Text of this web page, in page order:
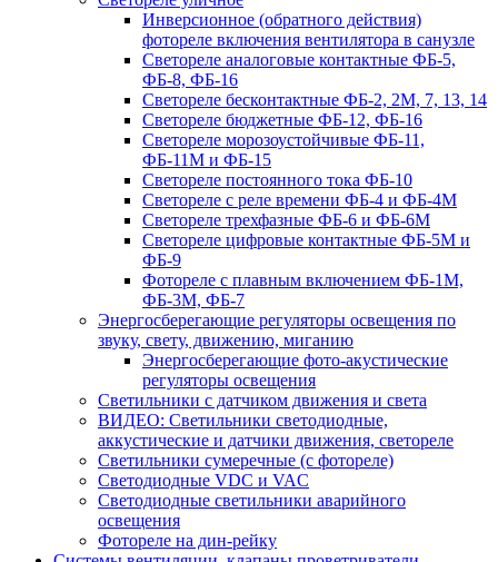
Инверсионное (обратного действия)
фотореле включения вентилятора в санузле
Светореле аналоговые контактные ФБ-5,
ФБ-8, ФБ-16
Светореле бесконтактные ФБ-2, 2М, 7, 13, 14
Светореле бюджетные ФБ-12, ФБ-16
Светореле морозоустойчивые ФБ-11,
ФБ-11М и ФБ-15
Светореле постоянного тока ФБ-10
Светореле с реле времени ФБ-4 и ФБ-4М
Светореле трехфазные ФБ-6 и ФБ-6М
Светореле цифровые контактные ФБ-5М и
ФБ-9
Фотореле с плавным включением ФБ-1М,
ФБ-3М, ФБ-7
Энергосберегающие регуляторы освещения по
звуку, свету, движению, миганию
Энергосберегающие фото-акустические
регуляторы освещения
Светильники с датчиком движения и света
ВИДЕО: Светильники светодиодные,
аккустические и датчики движения, светореле
Светильники сумеречные (с фотореле)
Светодиодные VDC и VAC
Светодиодные светильники аварийного
освещения
Фотореле на дин-рейку